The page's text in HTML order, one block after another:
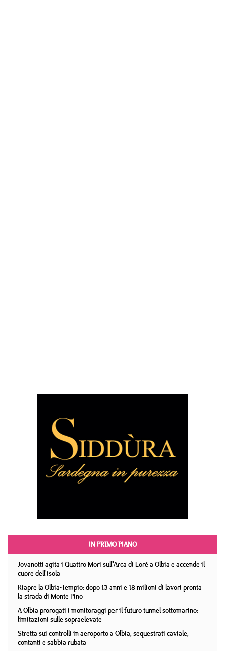
IN PRIMO PIANO
Jovanotti agita i Quattro Mori sull'Arca di Lorè a Olbia e accende il
cuore dell'isola
Riapre la Olbia-Tempio: dopo 13 anni e 18 milioni di lavori pronta
la strada di Monte Pino
A Olbia prorogati i monitoraggi per il futuro tunnel sottomarino:
limitazioni sulle sopraelevate
Stretta sui controlli in aeroporto a Olbia, sequestrati caviale,
contanti e sabbia rubata